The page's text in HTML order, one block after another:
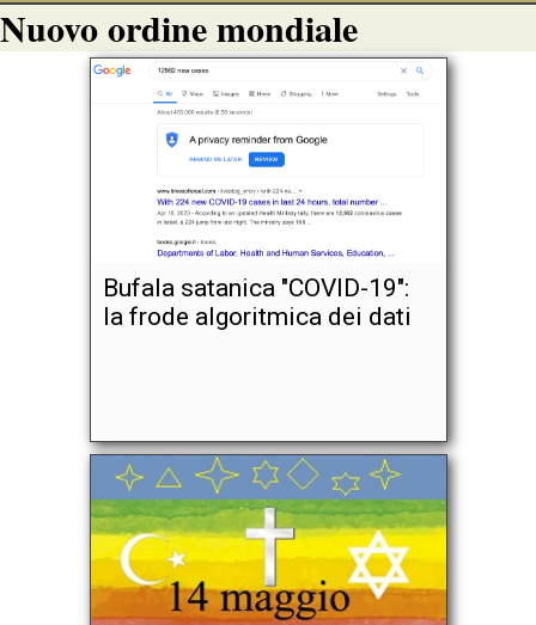
Nuovo ordine mondiale
Bufala satanica "COVID-19":
la frode algoritmica dei dati